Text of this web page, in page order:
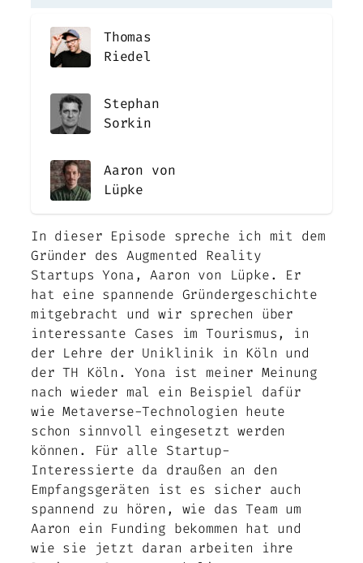
Thomas
Riedel
Stephan
Sorkin
Aaron von
Lüpke
In dieser Episode spreche ich mit dem
Gründer des Augmented Reality
Startups Yona, Aaron von Lüpke. Er
hat eine spannende Gründergeschichte
mitgebracht und wir sprechen über
interessante Cases im Tourismus, in
der Lehre der Uniklinik in Köln und
der TH Köln. Yona ist meiner Meinung
nach wieder mal ein Beispiel dafür
wie Metaverse-Technologien heute
schon sinnvoll eingesetzt werden
können. Für alle Startup-
Interessierte da draußen an den
Empfangsgeräten ist es sicher auch
spannend zu hören, wie das Team um
Aaron ein Funding bekommen hat und
wie sie jetzt daran arbeiten ihre